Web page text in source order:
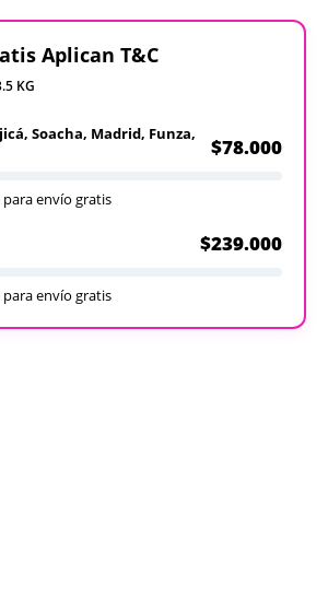
Aplican T&C
KG
Soacha, Madrid, Funza,
$78.000
envío gratis
$239.000
envío gratis